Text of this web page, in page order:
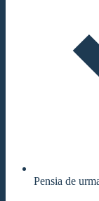
Pensia de